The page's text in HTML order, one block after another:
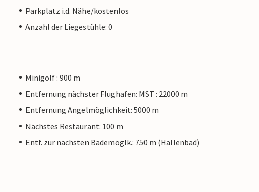
Parkplatz i.d. Nähe/kostenlos
Anzahl der Liegestühle: 0
Minigolf : 900 m
Entfernung nächster Flughafen: MST : 22000 m
Entfernung Angelmöglichkeit: 5000 m
Nächstes Restaurant: 100 m
Entf. zur nächsten Bademöglk.: 750 m (Hallenbad)